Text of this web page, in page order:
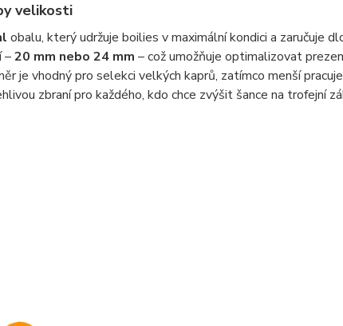
velikosti
obalu, který udržuje boilies v maximální kondici a zaručuje
–20 mm nebo 24 mm – což umožňuje optimalizovat
je vhodný pro selekci velkých kaprů, zatímco menší
zbraní pro každého, kdo chce zvýšit šance na trofejní